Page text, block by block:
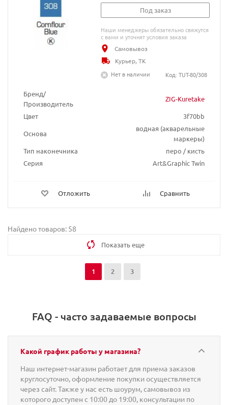
Бренд/
Производитель
ZIG-Kuretake
Цвет
3f70bb
Основа
водная (акварельные
маркеры)
Тип наконечника
перо / кисть
Серия
Art&Graphic Twin
Отложить Сравнить
Под заказ
Наши менеджеры обязательно свяжутся
с вами и уточнят условия заказа
Самовывоз
Курьер, ТК
Нет в наличии
Код: TUT-80/308
Найдено товаров: 58
Показать еще
1 2 3
FAQ - часто задаваемые вопросы
Какой график работы у магазина?
Наш интернет-магазин работает для приема заказов
круглосуточно, оформление покупки осуществляется
через сайт. Также у нас есть шоурум, самовывоз из
которого доступен с 10:00 до 19:00, консультации по